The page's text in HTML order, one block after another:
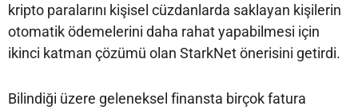
kripto paralarını kişisel cüzdanlarda saklayan kişilerin
otomatik ödemelerini daha rahat yapabilmesi için
ikinci katman çözümü olan StarkNet önerisini getirdi.
Bilindiği üzere geleneksel finansta birçok fatura